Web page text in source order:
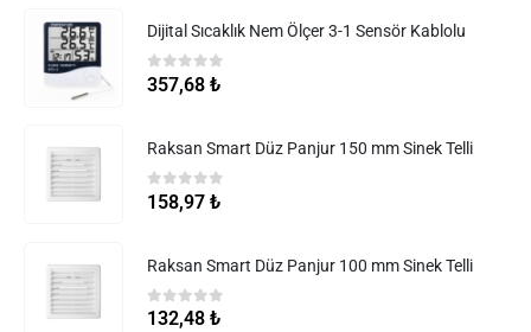
Dijital Sıcaklık Nem Ölçer 3-1 Sensör Kablolu
05 üzerinden
357,68 ₺
Raksan Smart Düz Panjur 150 mm Sinek Telli
0 5 üzerinden
158,97 ₺
Raksan Smart Düz Panjur 100 mm Sinek Telli
05 üzerinden
132,48 ₺